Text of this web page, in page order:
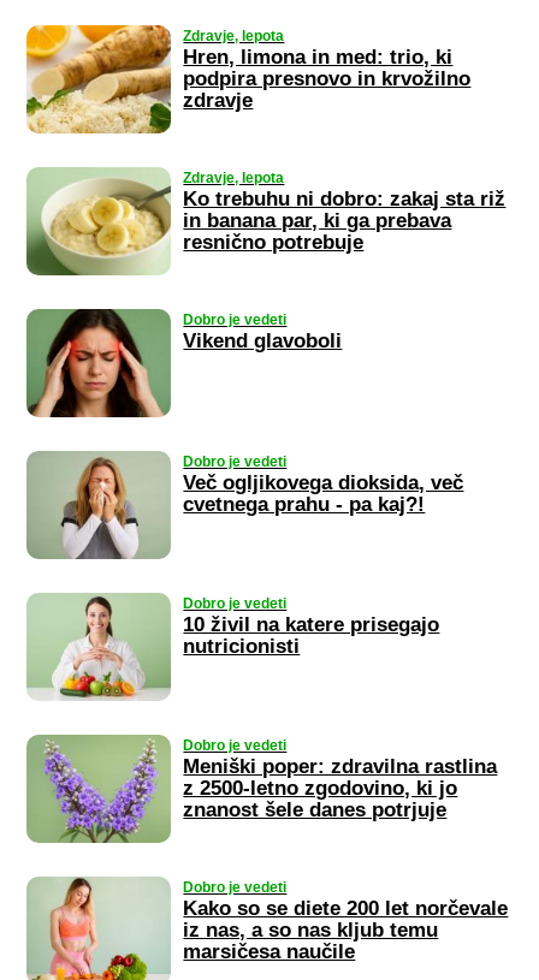
Zdravje, lepota
Hren, limona in med: trio, ki
podpira presnovo in krvožilno
zdravje
Zdravje, lepota
Ko trebuhu ni dobro: zakaj sta riž
in banana par, ki ga prebava
resnično potrebuje
Dobro je vedeti
Vikend glavoboli
Dobro je vedeti
Več ogljikovega dioksida, več
cvetnega prahu - pa kaj?!
Dobro je vedeti
10 živil na katere prisegajo
nutricionisti
Dobro je vedeti
Meniški poper: zdravilna rastlina
z 2500-letno zgodovino, ki jo
znanost šele danes potrjuje
Dobro je vedeti
Kako so se diete 200 let norčevale
iz nas, a so nas kljub temu
marsičesa naučile